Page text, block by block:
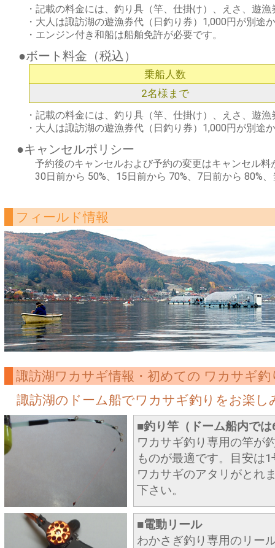
・記載の料金には、釣り具（竿、仕掛け）、えさ、遊
・大人は諏訪湖の遊漁券代（日釣り券）1,000円が別途
・エンジン付き和船は船舶免許が必要です。
●ボート料金（税込）
乗船人数
2名様まで
・記載の料金には、釣り具（竿、仕掛け）、えさ、遊
・大人は諏訪湖の遊漁券代（日釣り券）1,000円が別途
●キャンセルポリシー
予約後のキャンセルおよび予約の変更はキャンセル料
30日前から 50%、15日前から 70%、7日前から 80%
フィールド情報
諏訪湖ワカサギ情報・初めての ワカサギ
諏訪湖のドーム船でワカサギ釣りをお楽
■釣り竿（ドーム船内で
ワカサギ釣り専用の竿が
ものが最適です。目安は
ワカサギのアタリがとれ
下さい。
■電動リール
わかさぎ釣り専用のリー